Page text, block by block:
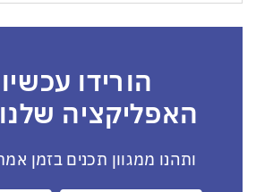
הורידו
האפליקציה
ותהנו ממגוון תכנים בזמן